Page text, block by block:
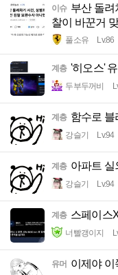
이슈 부산 돌려
찰이 바꾼거
풀소유 Lv.86
계층 '히오스'
두부두꺼비
계층 함수로 블
강슬기 Lv.94
계층 아파트 실
강슬기 Lv.94
계층 스페이스
너빨갱이지
유머 이제야 이